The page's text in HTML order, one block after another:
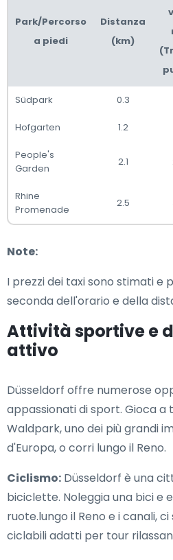
Park/Percorso
a piedi
Distanza
(km)
Südpark 0.3
Hofgarten 1.2
People's
Garden
2.1
Rhine
Promenade
2.5
Note:
I prezzi dei taxi sono stimati e
seconda dell'orario e della
Attività sportive e
attivo
Düsseldorf offre numerose
appassionati di sport. Gioca
Waldpark, uno dei più grandi
d'Europa, o corri lungo il Reno.
Ciclismo: Düsseldorf è una
biciclette. Noleggia una bici e
ruote.lungo il Reno e i canali,
ciclabili adatti per tour